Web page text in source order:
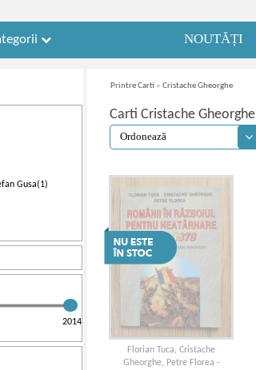
NOUTĂȚI
Gusa(1)
2014
Printre Carti » Cristache Gheorghe
Carti Cristache Gheorghe
Florian Tuca, Cristache
Gheorghe, Petre Florea -